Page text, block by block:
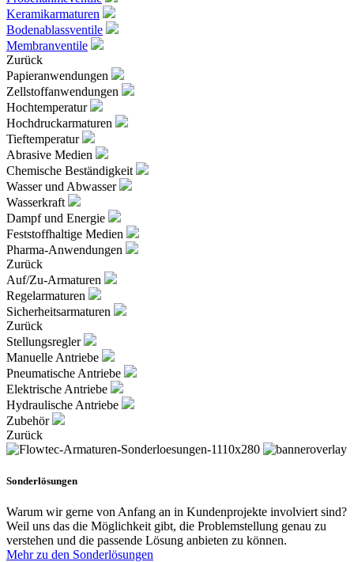
Keramikarmaturen
Bodenablassventile
Membranventile
Zurück
Papieranwendungen
Zellstoffanwendungen
Hochtemperatur
Hochdruckarmaturen
Tieftemperatur
Abrasive Medien
Chemische Beständigkeit
Wasser und Abwasser
Wasserkraft
Dampf und Energie
Feststoffhaltige Medien
Pharma-Anwendungen
Zurück
Auf/Zu-Armaturen
Regelarmaturen
Sicherheitsarmaturen
Zurück
Stellungsregler
Manuelle Antriebe
Pneumatische Antriebe
Elektrische Antriebe
Hydraulische Antriebe
Zubehör
Zurück
Sonderlösungen
Warum wir gerne von Anfang an in Kundenprojekte involviert sind?
Weil uns das die Möglichkeit gibt, die Problemstellung genau zu
verstehen und die passende Lösung anbieten zu können.
Mehr zu den Sonderlösungen